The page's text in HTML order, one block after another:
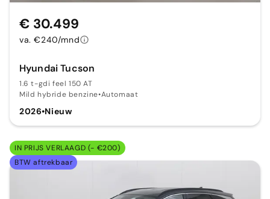
Hyundai Tucson
1.6 t-gdi feel 150 AT
Mild hybride benzine•Automaat
2026•Nieuw
€ 30.499
va. €240/mnd
IN PRIJS VERLAAGD (- €200)
BTW aftrekbaar